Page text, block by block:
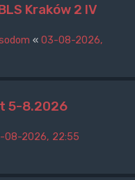
Kraków 2 IV
« 03-08-2026,
5-8.2026
08-2026, 22:55